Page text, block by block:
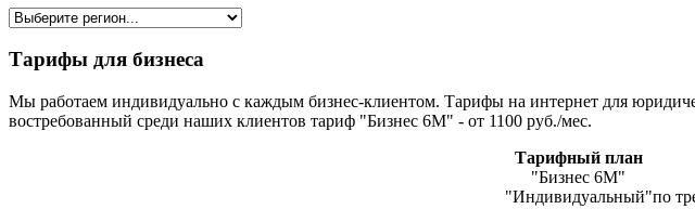
Тарифы для бизнеса
Мы работаем индивидуально с каждым бизнес-клиентом. Тарифы на интернет для
востребованный среди наших клиентов тариф "Бизнес 6М" - от 1100 руб./мес.
Тарифный план
"Бизнес 6М"
"Индивидуальный"по